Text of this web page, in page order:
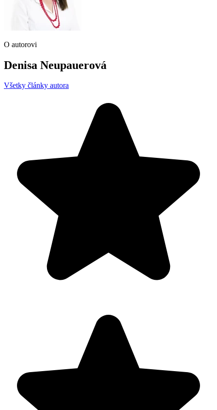
O autorovi
Denisa Neupauerová
Všetky články autora